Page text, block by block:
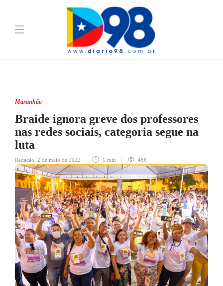
Maranhão
Braide ignora greve dos professores
nas redes sociais, categoria segue na
luta
Redação 2 de maio de 2022 1 min 486